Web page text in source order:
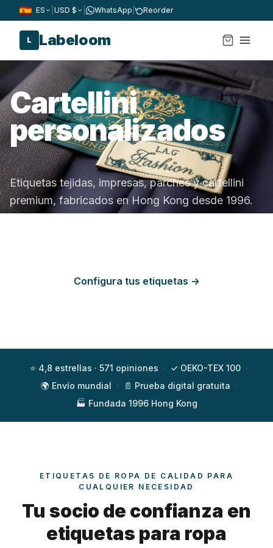
ES USD $ WhatsApp Reorder
L Labeloom
Cartellini
personalizados
Etiquetas tejidas, impresas, parches y cartellini
premium, fabricados en Hong Kong desde 1996.
Configura tus etiquetas →
⭐ 4,8 estrellas · 571 opiniones · ✓ OEKO-TEX 100 ·
🌍 Envío mundial · 📄 Prueba digital gratuita ·
🏭 Fundada 1996 Hong Kong
ETIQUETAS DE ROPA DE CALIDAD PARA
CUALQUIER NECESIDAD
Tu socio de confianza en
etiquetas para ropa